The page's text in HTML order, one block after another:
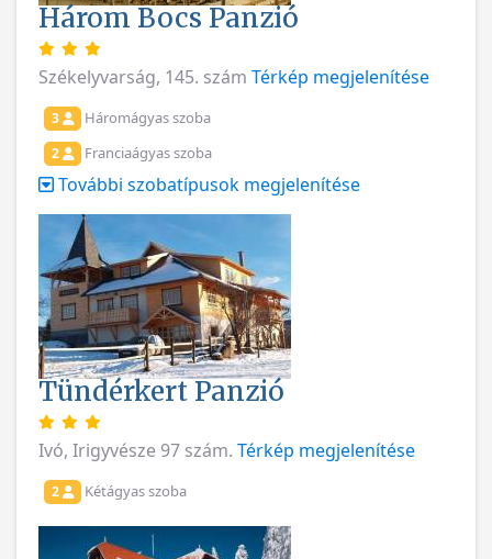
Három Bocs Panzió
Székelyvarság, 145. szám Térkép megjelenítése
3 Háromágyas szoba
2 Franciaágyas szoba
További szobatípusok megjelenítése
Tündérkert Panzió
Ivó, Irigyvésze 97 szám. Térkép megjelenítése
2 Kétágyas szoba